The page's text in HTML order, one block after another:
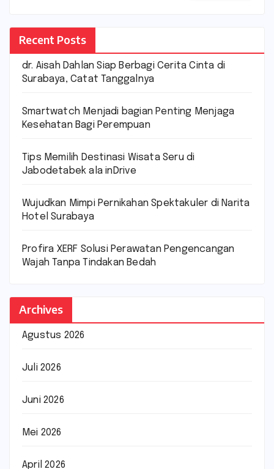
Recent Posts
dr. Aisah Dahlan Siap Berbagi Cerita Cinta di
Surabaya, Catat Tanggalnya
Smartwatch Menjadi bagian Penting Menjaga
Kesehatan Bagi Perempuan
Tips Memilih Destinasi Wisata Seru di
Jabodetabek ala inDrive
Wujudkan Mimpi Pernikahan Spektakuler di Narita
Hotel Surabaya
Profira XERF Solusi Perawatan Pengencangan
Wajah Tanpa Tindakan Bedah
Archives
Agustus 2026
Juli 2026
Juni 2026
Mei 2026
April 2026